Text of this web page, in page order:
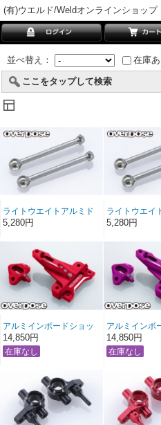
(有)ウエルド/Weldオンラインショップ
並べ替え： 在庫
ここをタップして検索
ライトウエイトアルミド
ライブシャフト (45.5mm,
ン付属)
5,280円
ライトウエイ
ライブシャフ
5,280円
アルミインボードショッ
クマウント (For GALMシ
リーズ/レッド)
14,850円
アルミインボ
クマウント
リーズ/パープ
14,850円